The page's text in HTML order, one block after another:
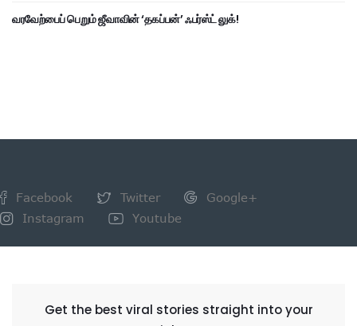
வரவேற்பைப் பெறும் ஜீவாவின் ‘தகப்பன்’ ஃபர்ஸ்ட் லுக்!
Facebook Twitter
Google+
Instagram
Youtube
Get the best viral stories straight into your